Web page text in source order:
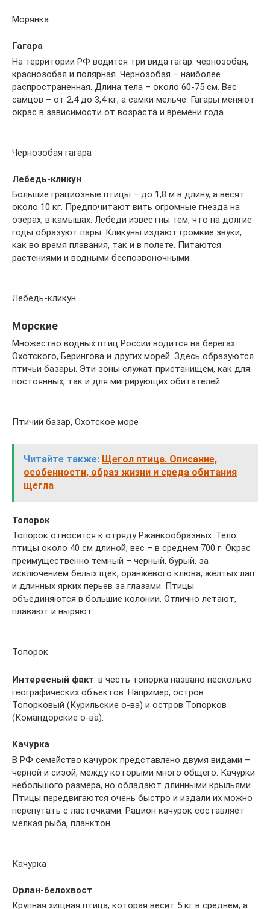
Морянка
Гагара
На территории РФ водится три вида гагар: чернозобая,
краснозобая и полярная. Чернозобая – наиболее
распространенная. Длина тела – около 60-75 см. Вес
самцов – от 2,4 до 3,4 кг, а самки мельче. Гагары меняют
окрас в зависимости от возраста и времени года.
Чернозобая гагара
Лебедь-кликун
Большие грациозные птицы – до 1,8 м в длину, а весят
около 10 кг. Предпочитают вить огромные гнезда на
озерах, в камышах. Лебеди известны тем, что на долгие
годы образуют пары. Кликуны издают громкие звуки,
как во время плавания, так и в полете. Питаются
растениями и водными беспозвоночными.
Лебедь-кликун
Морские
Множество водных птиц России водится на берегах
Охотского, Берингова и других морей. Здесь образуются
птичьи базары. Эти зоны служат пристанищем, как для
постоянных, так и для мигрирующих обитателей.
Птичий базар, Охотское море
Читайте также: Щегол птица. Описание,
особенности, образ жизни и среда обитания
щегла
Топорок
Топорок относится к отряду Ржанкообразных. Тело
птицы около 40 см длиной, вес – в среднем 700 г. Окрас
преимущественно темный – черный, бурый, за
исключением белых щек, оранжевого клюва, желтых лап
и длинных ярких перьев за глазами. Птицы
объединяются в большие колонии. Отлично летают,
плавают и ныряют.
Топорок
Интересный факт: в честь топорка названо несколько
географических объектов. Например, остров
Топорковый (Курильские о-ва) и остров Топорков
(Командорские о-ва).
Качурка
В РФ семейство качурок представлено двумя видами –
черной и сизой, между которыми много общего. Качурки
небольшого размера, но обладают длинными крыльями.
Птицы передвигаются очень быстро и издали их можно
перепутать с ласточками. Рацион качурок составляет
мелкая рыба, планктон.
Качурка
Орлан-белохвост
Крупная хищная птица, которая весит 5 кг в среднем, а